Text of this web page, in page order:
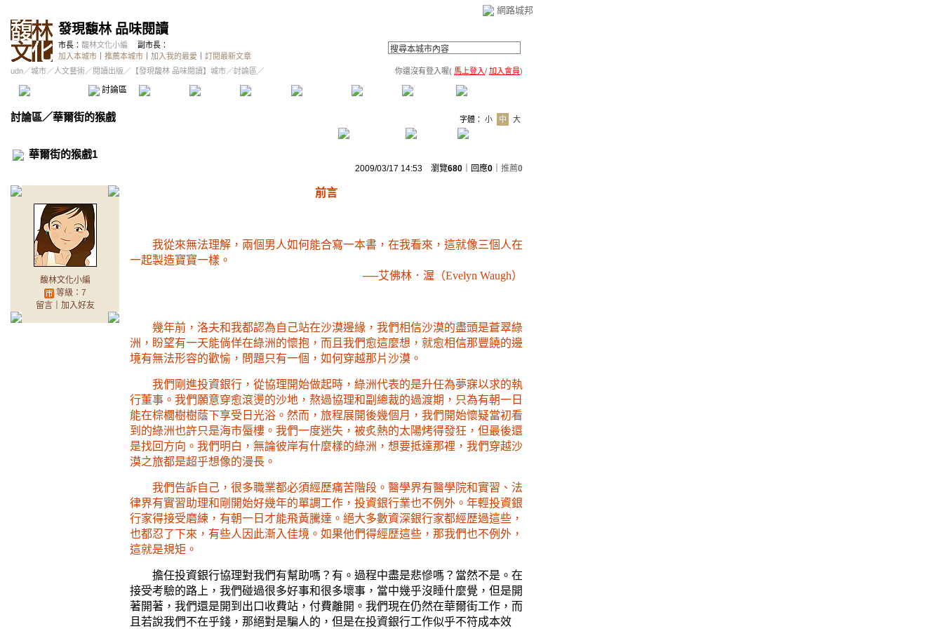
網路城邦
發現馥林 品味閱讀
市長： 馥林文化小編
副市長：
加入本城市
推薦本城市 加入我的最愛
訂閱最新文章
udn／城市／人文藝術／閱讀出版 ／ 【發現馥林 品味閱讀】城市／討論區／ 你還沒有登入喔( 馬上登入/ 加入會員)
討論區 精華區 投票區 影像館 公告區 訪客簿 市政中心
討論區／華爾街的猴戲 字體： 小 中 大
華爾街的猴戲1
2009/03/17 14:53 瀏覽680 ｜回應0 推薦0
馥林文化小編
等級：7
留言｜ 加入好友
前言
我從來無法理解，兩個男人如何能合寫一本書，在我看來，這就像三個人在
一起製造寶寶一樣。
──艾佛林．渥（Evelyn Waugh）
幾年前，洛夫和我都認為自己站在沙漠邊緣，我們相信沙漠的盡頭是蒼翠綠
洲，盼望有一天能倘佯在綠洲的懷抱，而且我們愈這麼想，就愈相信那豐饒的邊
境有無法形容的歡愉，問題只有一個，如何穿越那片沙漠。
我們剛進投資銀行，從協理開始做起時，綠洲代表的是升任為夢寐以求的執
行董事。我們願意穿愈滾燙的沙地，熬過協理和副總裁的過渡期，只為有朝一日
能在棕櫚樹樹蔭下享受日光浴。然而，旅程展開後幾個月，我們開始懷疑當初看
到的綠洲也許只是海市蜃樓。我們一度迷失，被炙熱的太陽烤得發狂，但最後還
是找回方向。我們明白，無論彼岸有什麼樣的綠洲，想要抵達那裡，我們穿越沙
漠之旅都是超乎想像的漫長。
我們告訴自己，很多職業都必須經歷痛苦階段。醫學界有醫學院和實習、法
律界有實習助理和剛開始好幾年的單調工作，投資銀行業也不例外。年輕投資銀
行家得接受磨練，有朝一日才能飛黃騰達。絕大多數資深銀行家都經歷過這些，
也都忍了下來，有些人因此漸入佳境。如果他們得經歷這些，那我們也不例外，
這就是規矩。
擔任投資銀行協理對我們有幫助嗎？有。過程中盡是悲慘嗎？當然不是。在
接受考驗的路上，我們碰過很多好事和很多壞事，當中幾乎沒睡什麼覺，但是開
著開著，我們還是開到出口收費站，付費離開。我們現在仍然在華爾街工作，而
且若說我們不在乎錢，那絕對是騙人的，但是在投資銀行工作似乎不符成本效